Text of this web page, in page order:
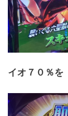
イオ７０％を